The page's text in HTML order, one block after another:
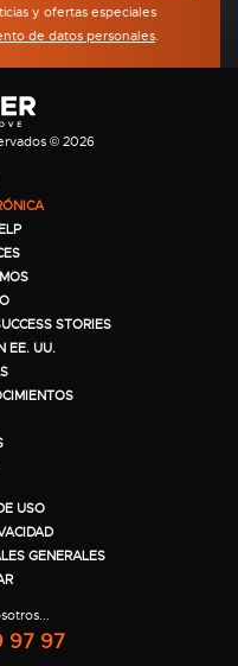
y ofertas especiales
de datos personales.
© 2026
STORIES
EE. UU.
USO
GENERALES
97 97